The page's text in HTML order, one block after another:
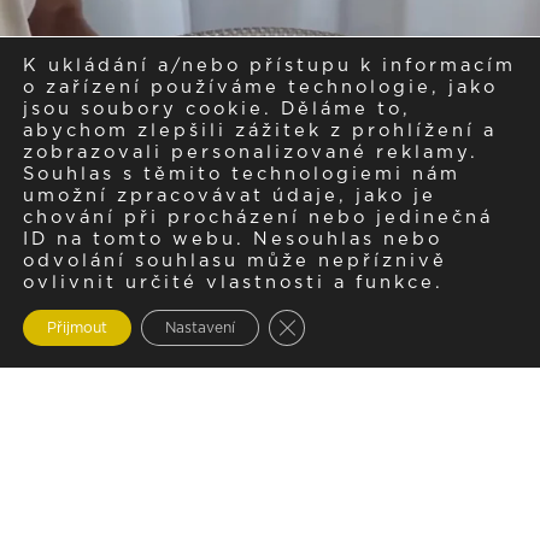
K ukládání a/nebo přístupu k informacím
o zařízení používáme technologie, jako
jsou soubory cookie. Děláme to,
abychom zlepšili zážitek z prohlížení a
zobrazovali personalizované reklamy.
Souhlas s těmito technologiemi nám
umožní zpracovávat údaje, jako je
chování při procházení nebo jedinečná
ID na tomto webu. Nesouhlas nebo
odvolání souhlasu může nepříznivě
ovlivnit určité vlastnosti a funkce.
Přijmout Nastavení Zavřít cookie lištu GDPR